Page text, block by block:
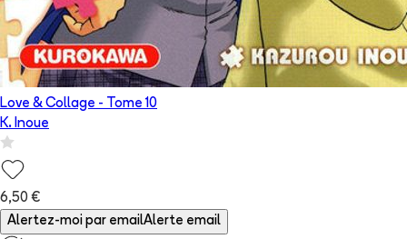
Love & Collage - Tome 10
K. Inoue
6,50 €
Alertez-moi par emailAlerte email